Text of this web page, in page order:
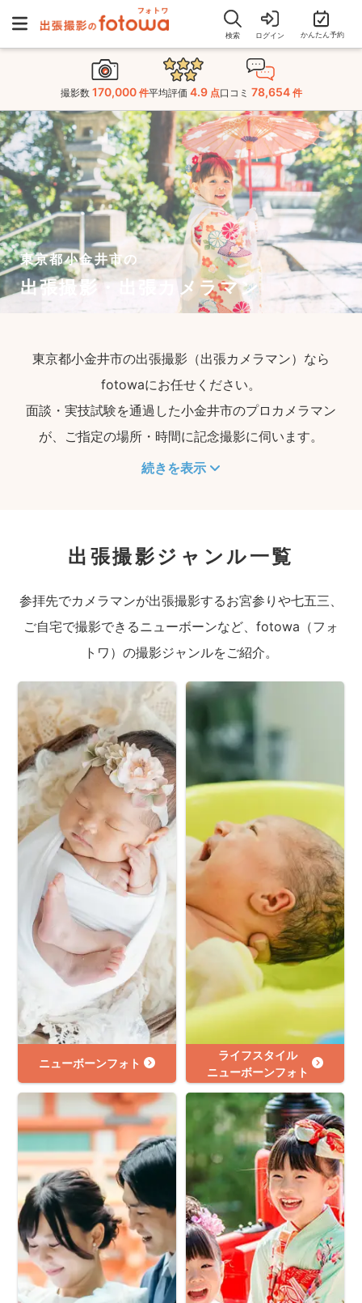
検索 ログイン かんたん予約
撮影数 170,000 件平均評価 4.9 点口コミ 78,654 件
東京都小金井市の
出張撮影・出張カメラマン
東京都小金井市の出張撮影（出張カメラマン）なら
fotowaにお任せください。
面談・実技試験を通過した小金井市のプロカメラマン
が、ご指定の場所・時間に記念撮影に伺います。
続きを表示
出張撮影ジャンル一覧
参拝先でカメラマンが出張撮影するお宮参りや七五三、
ご自宅で撮影できるニューボーンなど、fotowa（フォ
トワ）の撮影ジャンルをご紹介。
ニューボーンフォト
ライフスタイル
ニューボーンフォト